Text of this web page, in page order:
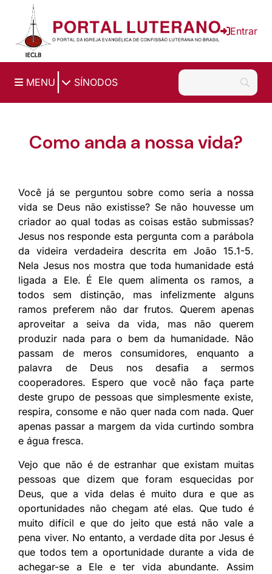
Ir para o conteúdo principal
Entrar
MENU SÍNODOS
Como anda a nossa vida?
Você já se perguntou sobre como seria a nossa
vida se Deus não existisse? Se não houvesse um
criador ao qual todas as coisas estão submissas?
Jesus nos responde esta pergunta com a parábola
da videira verdadeira descrita em João 15.1-5.
Nela Jesus nos mostra que toda humanidade está
ligada a Ele. É Ele quem alimenta os ramos, a
todos sem distinção, mas infelizmente alguns
ramos preferem não dar frutos. Querem apenas
aproveitar a seiva da vida, mas não querem
produzir nada para o bem da humanidade. Não
passam de meros consumidores, enquanto a
palavra de Deus nos desafia a sermos
cooperadores. Espero que você não faça parte
deste grupo de pessoas que simplesmente existe,
respira, consome e não quer nada com nada. Quer
apenas passar a margem da vida curtindo sombra
e água fresca.
Vejo que não é de estranhar que existam muitas
pessoas que dizem que foram esquecidas por
Deus, que a vida delas é muito dura e que as
oportunidades não chegam até elas. Que tudo é
muito difícil e que do jeito que está não vale a
pena viver. No entanto, a verdade dita por Jesus é
que todos tem a oportunidade durante a vida de
achegar-se a Ele e ter vida abundante. Assim